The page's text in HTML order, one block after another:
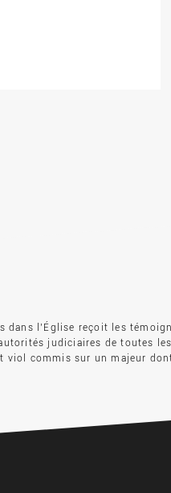
dans l’Église reçoit les
judiciaires de toutes
commis sur un majeur